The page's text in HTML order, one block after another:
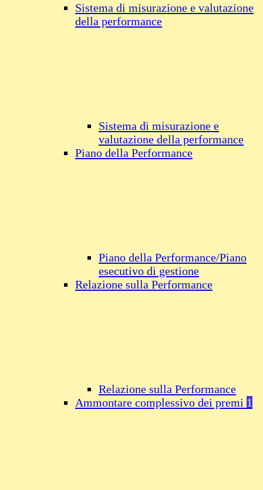
Sistema di misurazione e valutazione
della performance
Sistema di misurazione e
valutazione della performance
Piano della Performance
Piano della Performance/Piano
esecutivo di gestione
Relazione sulla Performance
Relazione sulla Performance
Ammontare complessivo dei premi 1